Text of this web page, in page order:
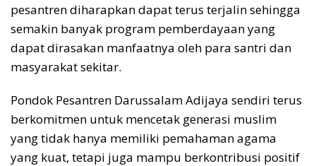
pesantren diharapkan dapat terus terjalin sehingga
semakin banyak program pemberdayaan yang
dapat dirasakan manfaatnya oleh para santri dan
masyarakat sekitar.
Pondok Pesantren Darussalam Adijaya sendiri terus
berkomitmen untuk mencetak generasi muslim
yang tidak hanya memiliki pemahaman agama
yang kuat, tetapi juga mampu berkontribusi positif